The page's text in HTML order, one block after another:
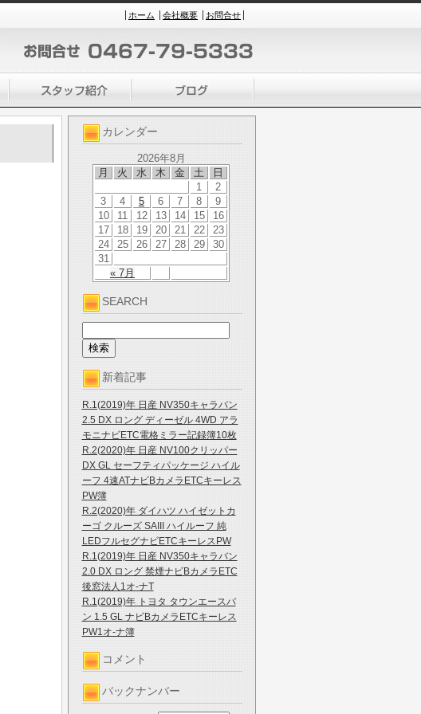
ホーム 会社概要 お問合せ
カレンダー
2026年8月
月
火 水 木 金 土 日
« 7月
1
2
3
4 5 6 7 8
9
10
11 12 13 14 15
16
17
18 19 20 21 22
23
24
25 26 27 28 29
30
31
SEARCH
新着記事
R.1(2019)年 日産 NV350キャラバン
2.5 DX ロング ディーゼル 4WD アラ
モニナビETC電格ミラー記録簿10枚
R.2(2020)年 日産 NV100クリッパー
DX GL セーフティパッケージ ハイル
ーフ 4速ATナビBカメラETCキーレス
PW簿
R.2(2020)年 ダイハツ ハイゼットカ
ーゴ クルーズ SAIII ハイルーフ 純
LEDフルセグナビETCキーレスPW
R.1(2019)年 日産 NV350キャラバン
2.0 DX ロング 禁煙ナビBカメラETC
後窓法人1オ-ナT
R.1(2019)年 トヨタ タウンエースバ
ン 1.5 GL ナビBカメラETCキーレス
PW1オ-ナ簿
コメント
バックナンバー